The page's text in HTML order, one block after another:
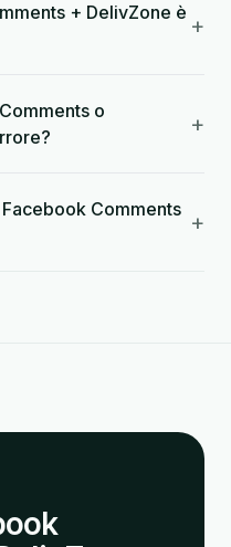
+ DelivZone è +
o
+
Comments +